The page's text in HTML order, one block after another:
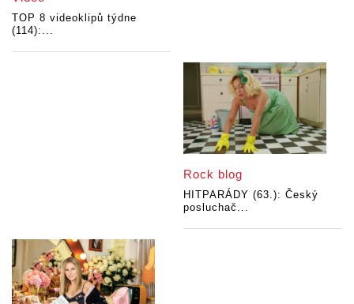
TOP 8 videoklipů týdne
(114):...
Rock blog
HITPARÁDY (63.): Český
posluchač...